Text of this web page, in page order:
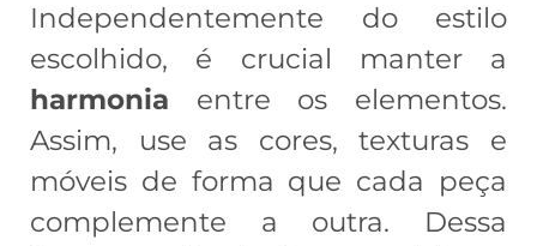
Independentemente do estilo
escolhido, é crucial manter a
harmonia entre os elementos.
Assim, use as cores, texturas e
móveis de forma que cada peça
complemente a outra. Dessa